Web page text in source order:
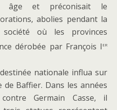
âge et préconisait le
abolies pendant la
où les provinces
dérobée par François Ier
nationale influa sur
Baffier. Dans les années
Germain Casse, il